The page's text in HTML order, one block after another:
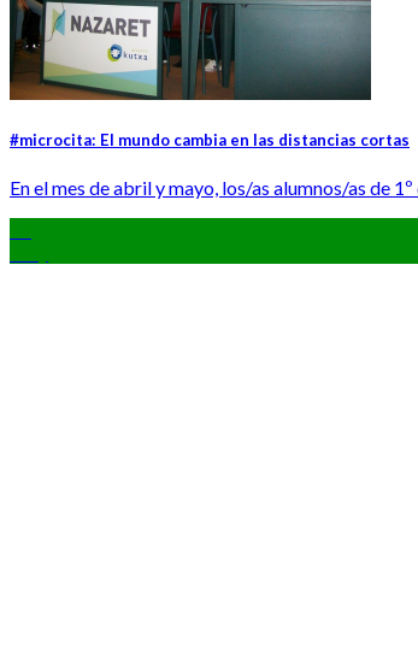
#microcita: El mundo cambia en las distancias cortas
En el mes de abril y mayo, los/as alumnos/as de